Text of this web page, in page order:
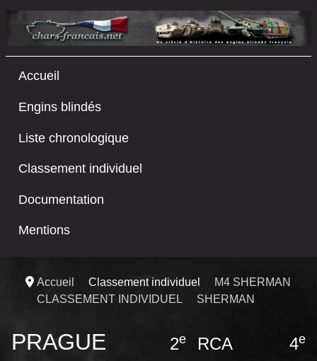
Accueil
Engins blindés
Liste chronologique
Classement individuel
Documentation
Mentions
Accueil Classement individuel
M4 SHERMAN
CLASSEMENT INDIVIDUEL
SHERMAN
PRAGUE 2e RCA 4e